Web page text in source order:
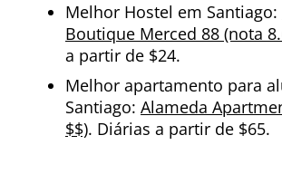
Melhor Hostel em Santiago:
Boutique Merced 88 (nota
a partir de $24.
Melhor apartamento para
Santiago: Alameda
$$). Diárias a partir de $65.